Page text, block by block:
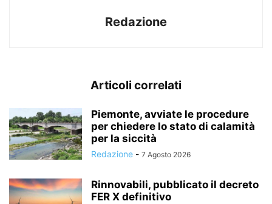
Redazione
Articoli correlati
Piemonte, avviate le procedure
per chiedere lo stato di calamità
per la siccità
Redazione - 7 Agosto 2026
Rinnovabili, pubblicato il decreto
FER X definitivo